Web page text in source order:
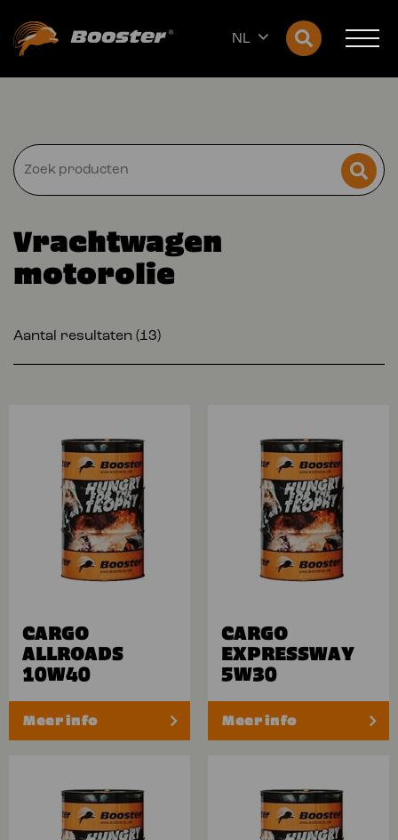
NL
Vrachtwagen
motorolie
Aantal resultaten (13)
CARGO
ALLROADS
10W40
Meer info
CARGO
EXPRESSWAY
5W30
Meer info